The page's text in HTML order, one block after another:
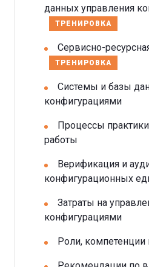
данных управления
ТРЕНИРОВКА
Сервисно-
ТРЕНИРОВКА
Системы и базы
конфигурациями
Процессы
работы
Верификация и
конфигурационных
Затраты на
конфигурациями
Роли, компетенции